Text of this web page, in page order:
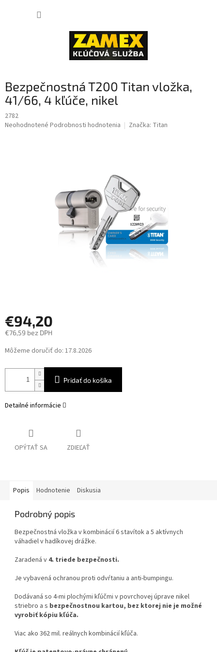
Bezpečnostná T200 Titan vložka,
41/66, 4 kľúče, nikel
2782
Priemerné
Neohodnotené Podrobnosti hodnotenia Značka: Titan
€94,20
€76,59 bez DPH
Jednotková
cena:
Môžeme doručiť do: 17.8.2026
Pridať do košíka
Detailné informácie
OPÝTAŤ SA ZDIEĽAŤ
Popis Hodnotenie Diskusia
Podrobný popis
Bezpečnostná vložka v kombinácií 6 stavítok a 5 aktívnych
váhadiel v hadíkovej drážke.
Zaradená v 4. triede bezpečnosti.
Je vybavená ochranou proti odvŕtaniu a anti-bumpingu.
Dodávaná so 4-mi plochými kľúčmi v povrchovej úprave nikel
striebro a s bezpečnostnou kartou, bez ktorej nie je možné
vyrobiť kópiu kľúča.
Viac ako 362 mil. reálnych kombinácií kľúča.